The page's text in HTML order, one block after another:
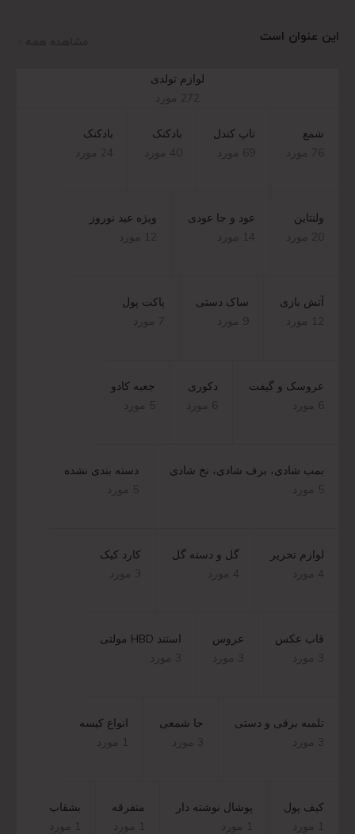
این عنوان است
لوازم تولدی
272 مورد
شمع
76 مورد
تاپ کندل
69 مورد
بادکنک
40 مورد
بادکنک
24 مورد
ولنتاین
20 مورد
عود و جا عودی
14 مورد
ویژه عید نوروز
12 مورد
آتش بازی
12 مورد
ساک دستی
9 مورد
پاکت پول
7 مورد
عروسک و گیفت
6 مورد
دکوری
6 مورد
جعبه کادو
5 مورد
بمب شادی، برف شادی، نخ شادی
5 مورد
دسته بندی نشده
5 مورد
لوازم تحریر
4 مورد
گل و دسته گل
4 مورد
کارد کیک
3 مورد
قاب عکس
3 مورد
عروس
3 مورد
استند HBD مولتی
3 مورد
تلمبه برقی و دستی
3 مورد
جا شمعی
3 مورد
انواع کیسه
1 مورد
کیف پول
1 مورد
پوشال نوشته دار
1 مورد
متفرقه
1 مورد
بشقاب
1 مورد